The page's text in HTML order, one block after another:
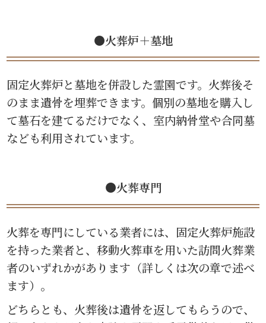
●火葬炉＋墓地
固定火葬炉と墓地を併設した霊園です。火葬後そ
のまま遺骨を埋葬できます。個別の墓地を購入し
て墓石を建てるだけでなく、室内納骨堂や合同墓
なども利用されています。
●火葬専門
火葬を専門にしている業者には、固定火葬炉施設
を持った業者と、移動火葬車を用いた訪問火葬業
者のいずれかがあります（詳しくは次の章で述べ
ます）。
どちらとも、火葬後は遺骨を返してもらうので、